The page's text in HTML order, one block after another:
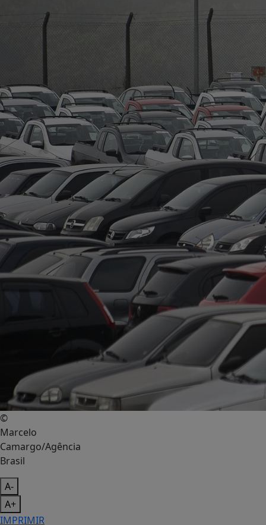
©
Marcelo
Camargo/Agência
Brasil
A-
A+
IMPRIMIR